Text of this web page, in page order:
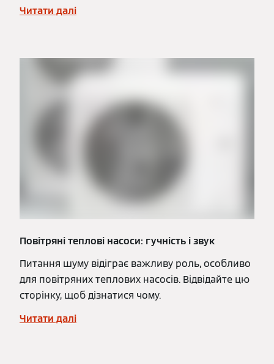
Читати далі
Повітряні теплові насоси: гучність і звук
Питання шуму відіграє важливу роль, особливо
для повітряних теплових насосів. Відвідайте цю
сторінку, щоб дізнатися чому.
Читати далі